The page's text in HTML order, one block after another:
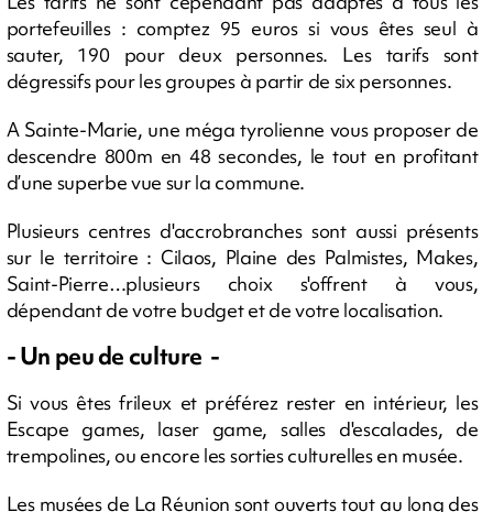
portefeuilles : comptez 95 euros si vous êtes seul à
sauter, 190 pour deux personnes. Les tarifs sont
dégressifs pour les groupes à partir de six personnes.
A Sainte-Marie, une méga tyrolienne vous proposer de
descendre 800m en 48 secondes, le tout en profitant
d’une superbe vue sur la commune.
Plusieurs centres d'accrobranches sont aussi présents
sur le territoire : Cilaos, Plaine des Palmistes, Makes,
Saint-Pierre…plusieurs choix s'offrent à vous,
dépendant de votre budget et de votre localisation.
- Un peu de culture -
Si vous êtes frileux et préférez rester en intérieur, les
Escape games, laser game, salles d'escalades, de
trempolines, ou encore les sorties culturelles en musée.
Les musées de La Réunion sont ouverts tout au long des